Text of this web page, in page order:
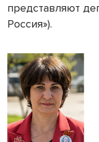
представляют
Россия»).